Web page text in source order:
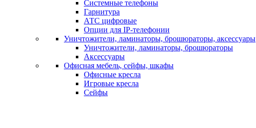
Системные телефоны
Гарнитура
АТС цифровые
Опции для IP-телефонии
Уничтожители, ламинаторы, брошюраторы, аксессуары
Уничтожители, ламинаторы, брошюраторы
Аксессуары
Офисная мебель, сейфы, шкафы
Офисные кресла
Игровые кресла
Сейфы